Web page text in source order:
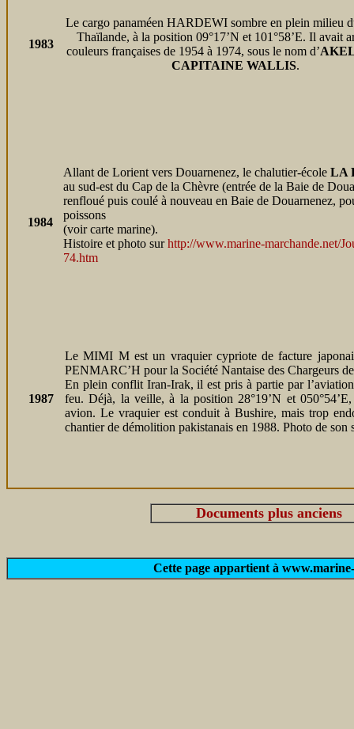
1983
Le cargo panaméen HARDEWI sombre en plein milieu
Thaïlande, à la position 09°17’N et 101°58’E. Il avait
couleurs françaises de 1954 à 1974, sous le nom d’
CAPITAINE WALLIS.
1984
Allant de Lorient vers Douarnenez, le chalutier-école LA
au sud-est du Cap de la Chèvre (entrée de la Baie de
renfloué puis coulé à nouveau en Baie de Douarnenez,
poissons
(voir carte marine).
Histoire et photo surhttp://www.marine-marchande.net/
74.htm
1987
Le MIMI M est un vraquier cypriote de facture
PENMARC’H pour la Société Nantaise des Chargeurs
En plein conflit Iran-Irak, il est pris à partie par
feu. Déjà, la veille, à la position 28°19’N et
avion. Le vraquier est conduit à Bushire, mais trop
chantier de démolition pakistanais en 1988. Photo de son
Documents plus anciens
Cette page appartient à